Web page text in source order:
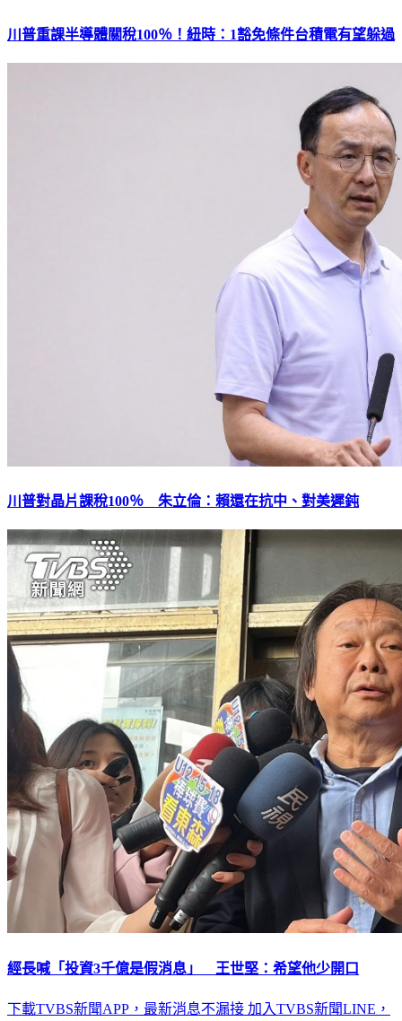
川普重課半導體關稅100％！紐時：1豁免條件台積電有望躲過
川普對晶片課稅100％ 朱立倫：賴還在抗中、對美遲鈍
經長喊「投資3千億是假消息」 王世堅：希望他少開口
下載TVBS新聞APP，最新消息不漏接 加入TVBS新聞LINE，